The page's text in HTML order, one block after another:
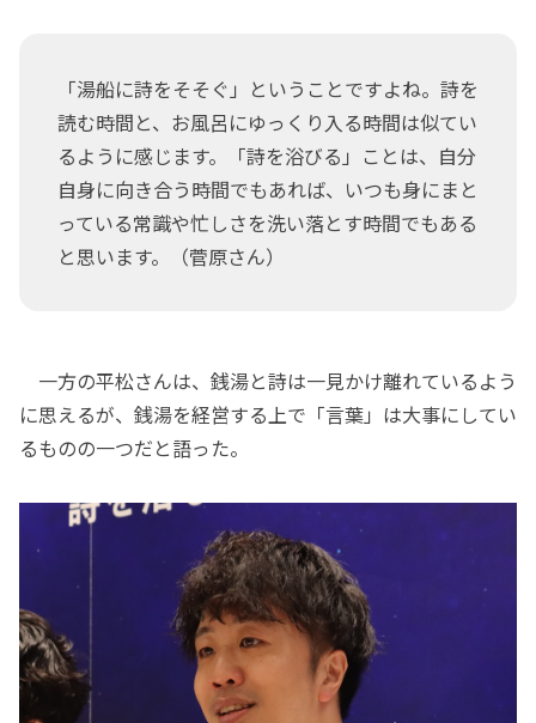
「湯船に詩をそそぐ」ということですよね。詩を
読む時間と、お風呂にゆっくり入る時間は似てい
るように感じます。「詩を浴びる」ことは、自分
自身に向き合う時間でもあれば、いつも身にまと
っている常識や忙しさを洗い落とす時間でもある
と思います。（菅原さん）
一方の平松さんは、銭湯と詩は一見かけ離れているよう
に思えるが、銭湯を経営する上で「言葉」は大事にしてい
るものの一つだと語った。